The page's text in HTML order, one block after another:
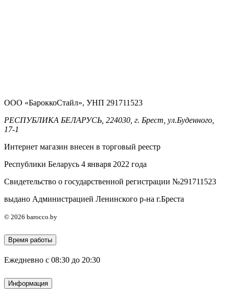
ООО «БароккоСтайл», УНП 291711523
РЕСПУБЛИКА БЕЛАРУСЬ, 224030, г. Брест, ул.Буденного,
17-1
Интернет магазин внесен в торговый реестр
Республики Беларусь 4 января 2022 года
Свидетельство о государственной регистрации №291711523
выдано Администрацией Ленинского р-на г.Бреста
© 2026 barocco.by
Время работы
Ежедневно с 08:30 до 20:30
Информация